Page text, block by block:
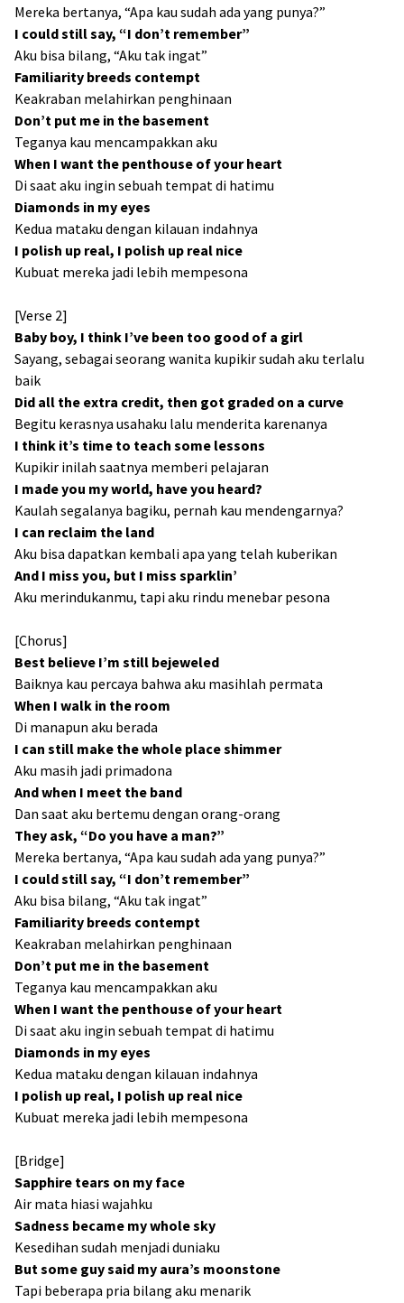
Mereka bertanya, “Apa kau sudah ada yang punya?”
I could still say, “I don’t remember”
Aku bisa bilang, “Aku tak ingat”
Familiarity breeds contempt
Keakraban melahirkan penghinaan
Don’t put mе in the basement
Teganya kau mencampakkan aku
Whеn I want the penthouse of your heart
Di saat aku ingin sebuah tempat di hatimu
Diamonds in my eyes
Kedua mataku dengan kilauan indahnya
I polish up real, I polish up real nice
Kubuat mereka jadi lebih mempesona
[Verse 2]
Baby boy, I think I’ve been too good of a girl
Sayang, sebagai seorang wanita kupikir sudah aku terlalu
baik
Did all the extra credit, then got graded on a curve
Begitu kerasnya usahaku lalu menderita karenanya
I think it’s time to teach some lessons
Kupikir inilah saatnya memberi pelajaran
I made you my world, have you heard?
Kaulah segalanya bagiku, pernah kau mendengarnya?
I can reclaim the land
Aku bisa dapatkan kembali apa yang telah kuberikan
And I miss you, but I miss sparklin’
Aku merindukanmu, tapi aku rindu menebar pesona
[Chorus]
Best believe I’m still bejeweled
Baiknya kau percaya bahwa aku masihlah permata
When I walk in the room
Di manapun aku berada
I can still make the whole place shimmer
Aku masih jadi primadona
And when I meet the band
Dan saat aku bertemu dengan orang-orang
They ask, “Do you have a man?”
Mereka bertanya, “Apa kau sudah ada yang punya?”
I could still say, “I don’t remember”
Aku bisa bilang, “Aku tak ingat”
Familiarity breeds contempt
Keakraban melahirkan penghinaan
Don’t put mе in the basement
Teganya kau mencampakkan aku
Whеn I want the penthouse of your heart
Di saat aku ingin sebuah tempat di hatimu
Diamonds in my eyes
Kedua mataku dengan kilauan indahnya
I polish up real, I polish up real nice
Kubuat mereka jadi lebih mempesona
[Bridge]
Sapphire tears on my face
Air mata hiasi wajahku
Sadness became my whole sky
Kesedihan sudah menjadi duniaku
But some guy said my aura’s moonstone
Tapi beberapa pria bilang aku menarik